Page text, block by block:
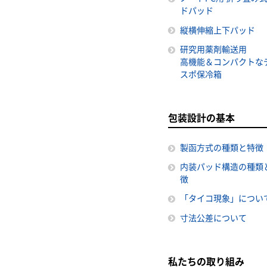
ドパッド
縦横伸縮上下パッド
研究用薬剤輸送用
高機能＆コンパクトな
スポ保冷箱
包装設計の基本
製函方式の種類と特徴
内装パッド構造の種類
徴
「タイコ現象」につい
寸法公差について
私たちの取り組み